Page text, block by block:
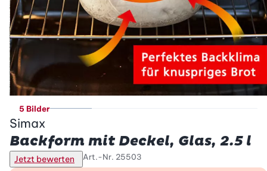
5 Bilder
Simax
Backform mit Deckel, Glas, 2.5 l
Jetzt bewerten Art.-Nr. 25503